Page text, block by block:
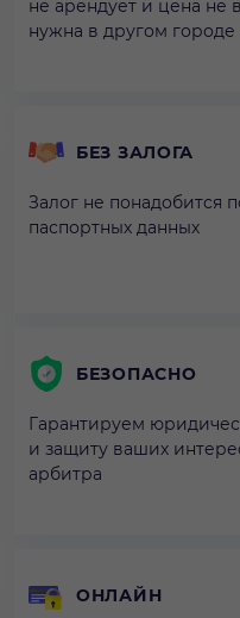
не арендует и цена не
нужна в другом
БЕЗ ЗАЛОГА
Залог не понадобится
паспортных данных
БЕЗОПАСНО
Гарантируем
и защиту ваших
арбитра
ОНЛАЙН